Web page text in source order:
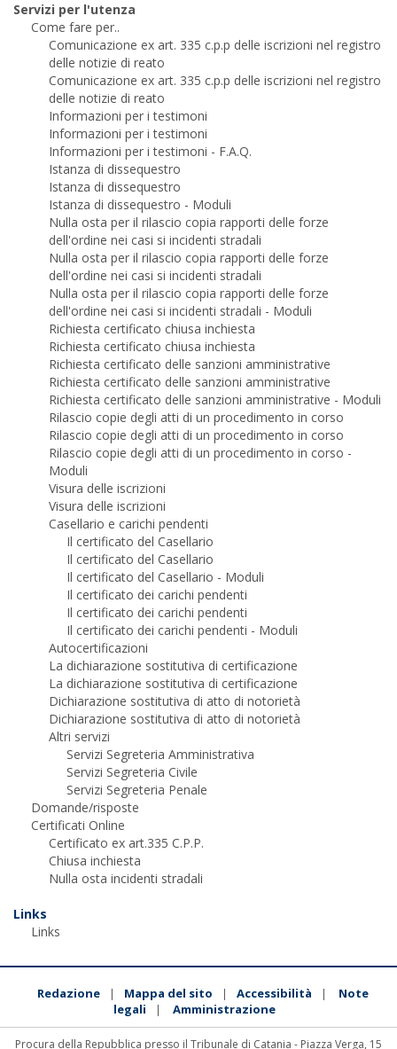
Servizi per l'utenza
Come fare per..
Comunicazione ex art. 335 c.p.p delle iscrizioni nel registro
delle notizie di reato
Comunicazione ex art. 335 c.p.p delle iscrizioni nel registro
delle notizie di reato
Informazioni per i testimoni
Informazioni per i testimoni
Informazioni per i testimoni - F.A.Q.
Istanza di dissequestro
Istanza di dissequestro
Istanza di dissequestro - Moduli
Nulla osta per il rilascio copia rapporti delle forze
dell'ordine nei casi si incidenti stradali
Nulla osta per il rilascio copia rapporti delle forze
dell'ordine nei casi si incidenti stradali
Nulla osta per il rilascio copia rapporti delle forze
dell'ordine nei casi si incidenti stradali - Moduli
Richiesta certificato chiusa inchiesta
Richiesta certificato chiusa inchiesta
Richiesta certificato delle sanzioni amministrative
Richiesta certificato delle sanzioni amministrative
Richiesta certificato delle sanzioni amministrative - Moduli
Rilascio copie degli atti di un procedimento in corso
Rilascio copie degli atti di un procedimento in corso
Rilascio copie degli atti di un procedimento in corso -
Moduli
Visura delle iscrizioni
Visura delle iscrizioni
Casellario e carichi pendenti
Il certificato del Casellario
Il certificato del Casellario
Il certificato del Casellario - Moduli
Il certificato dei carichi pendenti
Il certificato dei carichi pendenti
Il certificato dei carichi pendenti - Moduli
Autocertificazioni
La dichiarazione sostitutiva di certificazione
La dichiarazione sostitutiva di certificazione
Dichiarazione sostitutiva di atto di notorietà
Dichiarazione sostitutiva di atto di notorietà
Altri servizi
Servizi Segreteria Amministrativa
Servizi Segreteria Civile
Servizi Segreteria Penale
Domande/risposte
Certificati Online
Certificato ex art.335 C.P.P.
Chiusa inchiesta
Nulla osta incidenti stradali
Links
Links
Redazione | Mappa del sito | Accessibilità |
Note
legali
| Amministrazione
Procura della Repubblica presso il Tribunale di Catania - Piazza Verga, 15